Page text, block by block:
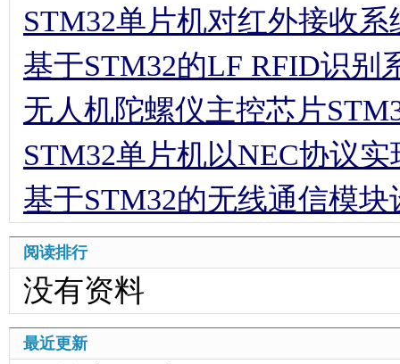
STM32单片机对红外接收系
基于STM32的LF RFID识别
无人机陀螺仪主控芯片
STM32单片机以NEC协议
基于STM32的无线通信模块
阅读排行
没有资料
最近更新